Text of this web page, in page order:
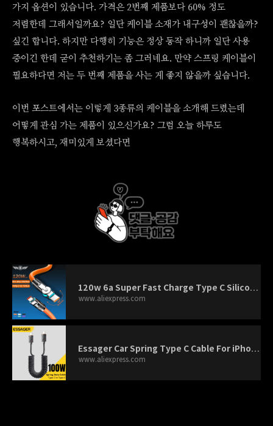
가지 옵션이 있습니다. 가격은 2번째 제품보다 60% 정도
저렴한데 그래서일까요? 일단 케이블 소재가 내구성이 괜찮을까?
싶긴 합니다. 하지만 다행히 기능은 정상 동작 하니까 일단 사용
중이긴 한데 굳이 추천하기는 좀 그러네요. 만약 스프링 케이블이
필요하다면 저는 두 번째 제품을 사는 게 좋지 않을까 싶습니다.
이번 포스트에서는 이렇게 3종류의 케이블을 소개해 드렸는데
어떻게 관심 가는 제품이 있으신가요? 그럼 오늘 하루도
행복하시고, 재미있게 보셨다면
120w 6a Super Fast Charge Type C Silicone 180 ° rotating elbow TYPE-C-C data cable 1M 2M Usb Cable Usb C to C Charger Cable - A
www.aliexpress.com
Essager Car Spring Type C Cable For iPhone 16 15 Xiaomi Samsung 100W PD Fast Charging For Macbook iPad Type C to Type C Cable -
www.aliexpress.com